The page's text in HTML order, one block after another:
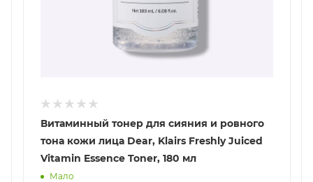
Витаминный тонер для сияния и ровного
тона кожи лица Dear, Klairs Freshly Juiced
Vitamin Essence Toner, 180 мл
Мало